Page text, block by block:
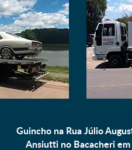
Guincho na Rua Júlio
Ansiutti no Bacacheri em